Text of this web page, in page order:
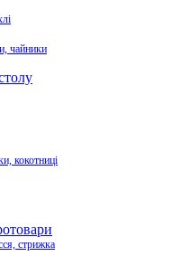
чайники
кокотниці
стрижка